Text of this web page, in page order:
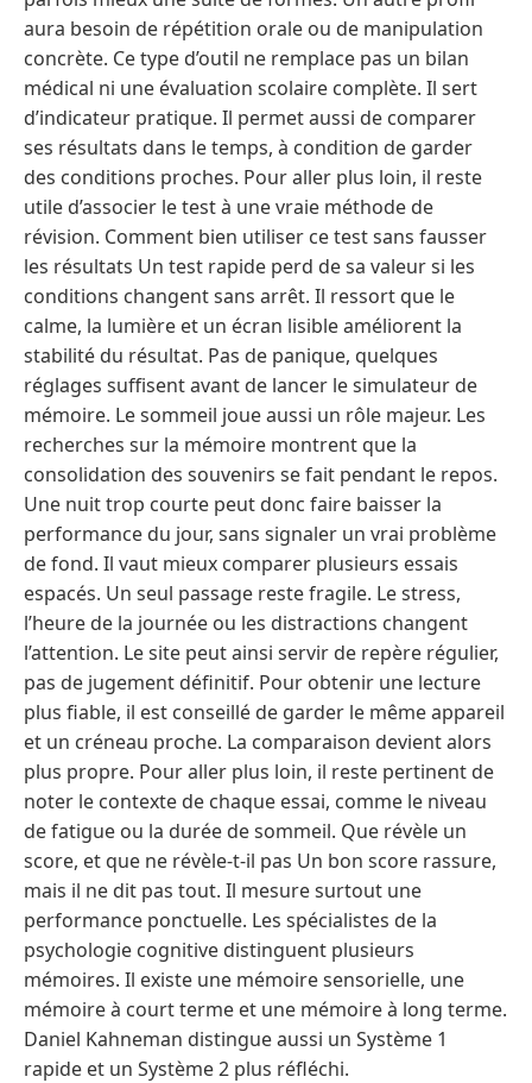
aura besoin de répétition orale ou de manipulation
concrète. Ce type d’outil ne remplace pas un bilan
médical ni une évaluation scolaire complète. Il sert
d’indicateur pratique. Il permet aussi de comparer
ses résultats dans le temps, à condition de garder
des conditions proches. Pour aller plus loin, il reste
utile d’associer le test à une vraie méthode de
révision. Comment bien utiliser ce test sans fausser
les résultats Un test rapide perd de sa valeur si les
conditions changent sans arrêt. Il ressort que le
calme, la lumière et un écran lisible améliorent la
stabilité du résultat. Pas de panique, quelques
réglages suffisent avant de lancer le simulateur de
mémoire. Le sommeil joue aussi un rôle majeur. Les
recherches sur la mémoire montrent que la
consolidation des souvenirs se fait pendant le repos.
Une nuit trop courte peut donc faire baisser la
performance du jour, sans signaler un vrai problème
de fond. Il vaut mieux comparer plusieurs essais
espacés. Un seul passage reste fragile. Le stress,
l’heure de la journée ou les distractions changent
l’attention. Le site peut ainsi servir de repère régulier,
pas de jugement définitif. Pour obtenir une lecture
plus fiable, il est conseillé de garder le même appareil
et un créneau proche. La comparaison devient alors
plus propre. Pour aller plus loin, il reste pertinent de
noter le contexte de chaque essai, comme le niveau
de fatigue ou la durée de sommeil. Que révèle un
score, et que ne révèle-t-il pas Un bon score rassure,
mais il ne dit pas tout. Il mesure surtout une
performance ponctuelle. Les spécialistes de la
psychologie cognitive distinguent plusieurs
mémoires. Il existe une mémoire sensorielle, une
mémoire à court terme et une mémoire à long terme.
Daniel Kahneman distingue aussi un Système 1
rapide et un Système 2 plus réfléchi.